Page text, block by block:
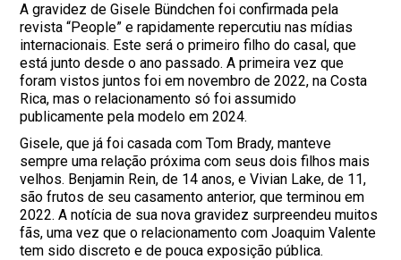
A gravidez de Gisele Bündchen foi confirmada pela
revista “People” e rapidamente repercutiu nas mídias
internacionais. Este será o primeiro filho do casal, que
está junto desde o ano passado. A primeira vez que
foram vistos juntos foi em novembro de 2022, na Costa
Rica, mas o relacionamento só foi assumido
publicamente pela modelo em 2024.
Gisele, que já foi casada com Tom Brady, manteve
sempre uma relação próxima com seus dois filhos mais
velhos. Benjamin Rein, de 14 anos, e Vivian Lake, de 11,
são frutos de seu casamento anterior, que terminou em
2022. A notícia de sua nova gravidez surpreendeu muitos
fãs, uma vez que o relacionamento com Joaquim Valente
tem sido discreto e de pouca exposição pública.